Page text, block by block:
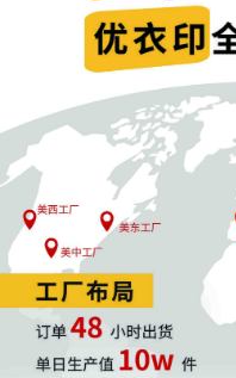
ConcernedApe LLC是一
开发公司。星露谷物语
游戏，于2016 年2月27日正式
通过种植、养殖、采矿、社
权双重维权，由于具体版权
均有侵权风险！